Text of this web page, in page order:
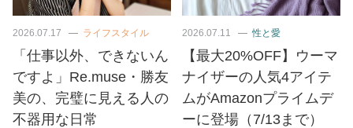
2026.07.17 ライフスタイル
「仕事以外、できないん
ですよ」Re.muse・勝友
美の、完璧に見える人の
不器用な日常
2026.07.11 性と愛
【最大20%OFF】ウーマ
ナイザーの人気4アイテ
ムがAmazonプライムデ
ーに登場（7/13まで）